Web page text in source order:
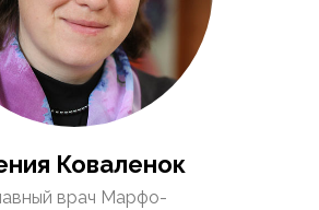
Коваленок
врач Марфо-